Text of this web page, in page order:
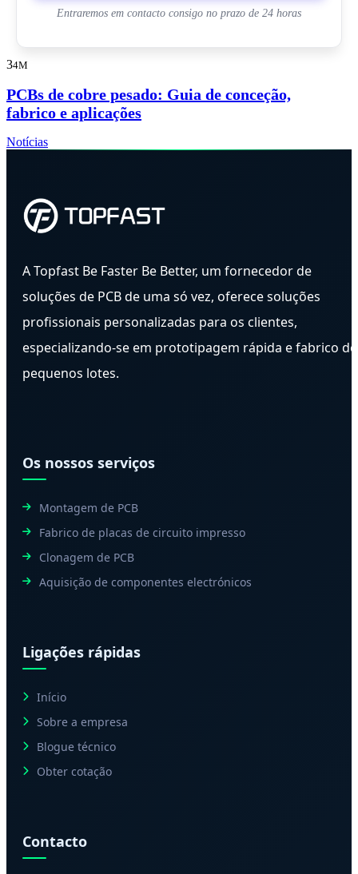
Entraremos em contacto consigo no prazo de 24 horas
34M
PCBs de cobre pesado: Guia de conceção,
fabrico e aplicações
Notícias
A Topfast Be Faster Be Better, um fornecedor de
soluções de PCB de uma só vez, oferece soluções
profissionais personalizadas para os clientes,
especializando-se em prototipagem rápida e fabrico de
pequenos lotes.
Os nossos serviços
Montagem de PCB
Fabrico de placas de circuito impresso
Clonagem de PCB
Aquisição de componentes electrónicos
Ligações rápidas
Início
Sobre a empresa
Blogue técnico
Obter cotação
Contacto